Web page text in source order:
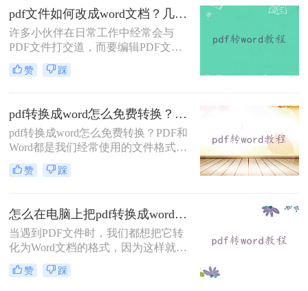
pdf转word怎么转换呢？今天，小编就
给大家带来pdf转word的操作方法。
pdf文件如何改成word文档？几种简单方法图文教程！
许多小伙伴在日常工作中经常会与
PDF文件打交道，而要编辑PDF文件
的内容并没有用Word编辑来的方便，
所以需要先转成Word格式的才能方便
赞 踩
pdf转换成word怎么免费转换？试试这些方式！
pdf转换成word怎么免费转换？PDF和
Word都是我们经常使用的文件格式，
在某些方面二者是一样的，关键在于
它们之间的区别。与Word相比，PDF
的编辑能力。在处理这两种文件格式
时，可以根据自己的实际需求互转使
用。那你知道如何pdf转word吗？现在
我们来学习一下PDF转Word的方法。
赞 踩
怎么在电脑上把pdf转换成word？转转大师在线转换就能解决！
当遇到PDF文件时，我们都想把它转
化为Word文档的格式，因为这样就能
编辑PDF文件了。那么你知道怎么在
电脑上把pdf转换成word吗？说到格式
赞 踩